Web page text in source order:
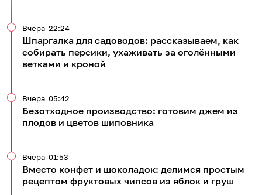
Шпаргалка для садоводов: рассказываем, как
собирать персики, ухаживать за оголёнными
ветками и кроной
Вчера 22:24
Безотходное производство: готовим джем из
плодов и цветов шиповника
Вчера 05:42
Вместо конфет и шоколадок: делимся простым
рецептом фруктовых чипсов из яблок и груш
Вчера 01:53